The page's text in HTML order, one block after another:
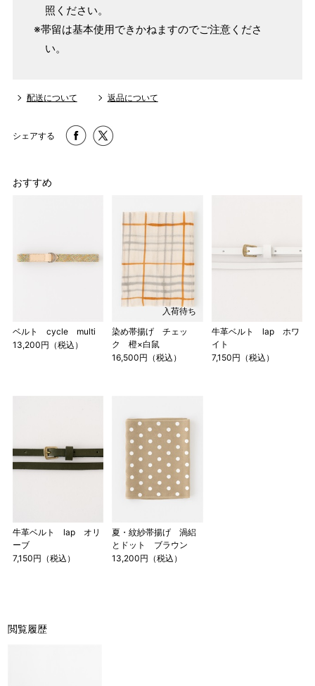
照ください。
※帯留は基本使用できかねますのでご注意くださ
い。
配送について 返品について
シェアする
おすすめ
ベルト cycle multi
13,200円（税込）
入荷待ち
染め帯揚げ チェッ
ク 橙×白鼠
16,500円（税込）
牛革ベルト lap ホワ
イト
7,150円（税込）
牛革ベルト lap オリ
ーブ
7,150円（税込）
夏・紋紗帯揚げ 渦絽
とドット ブラウン
13,200円（税込）
閲覧履歴